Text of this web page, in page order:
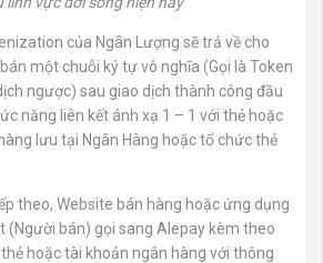
của Ngân Lượng sẽ trả về cho
một chuỗi ký tự vô nghĩa (Gọi là Token
ngược) sau giao dịch thành công đầu
năng liên kết ánh xạ 1 – 1 với thẻ hoặc
lưu tại Ngân Hàng hoặc tổ chức thẻ
theo, Website bán hàng hoặc ứng dụng
(Người bán) gọi sang Alepay kèm theo
hoặc tài khoản ngân hàng với thông